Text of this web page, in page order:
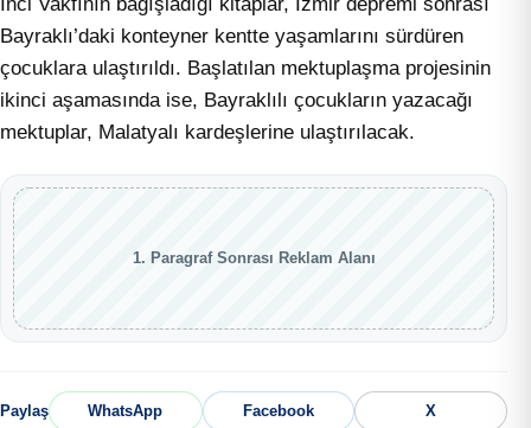
Bayraklı’daki konteyner kentte yaşamlarını sürdüren
çocuklara ulaştırıldı. Başlatılan mektuplaşma projesinin
ikinci aşamasında ise, Bayraklılı çocukların yazacağı
mektuplar, Malatyalı kardeşlerine ulaştırılacak.
1. Paragraf Sonrası Reklam Alanı
Paylaş WhatsApp Facebook X